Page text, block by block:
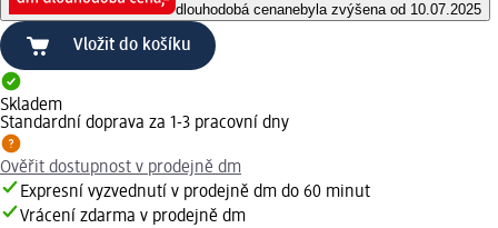
dlouhodobá cenanebyla zvýšena od 10.07.2025
Vložit do košíku
Skladem
Standardní doprava za 1-3 pracovní dny
Ověřit dostupnost v prodejně dm
Expresní vyzvednutí v prodejně dm do 60 minut
Vrácení zdarma v prodejně dm